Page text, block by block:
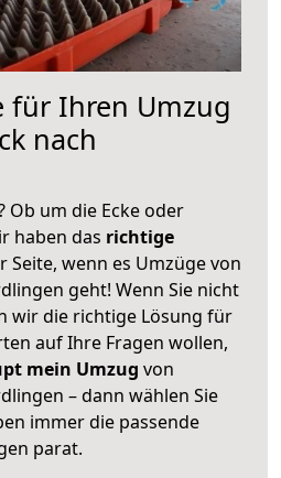
für Ihren Umzug
nach
Ob um die Ecke oder
haben das richtige
Seite, wenn es Umzüge von
geht! Wenn Sie nicht
wir die richtige Lösung für
auf Ihre Fragen wollen,
mein Umzug von
– dann wählen Sie
immer die passende
parat.